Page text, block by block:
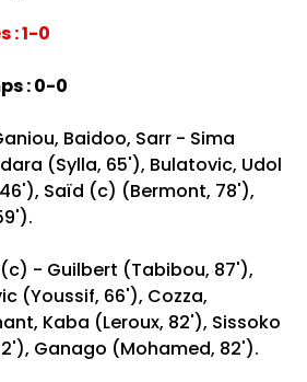
: 1-0
: 0-0
Baidoo, Sarr - Sima
(Sylla, 65'), Bulatovic, Udol
Saïd (c) (Bermont, 78'),
(c) - Guilbert (Tabibou, 87'),
(Youssif, 66'), Cozza,
Kaba (Leroux, 82'), Sissoko
Ganago (Mohamed, 82').